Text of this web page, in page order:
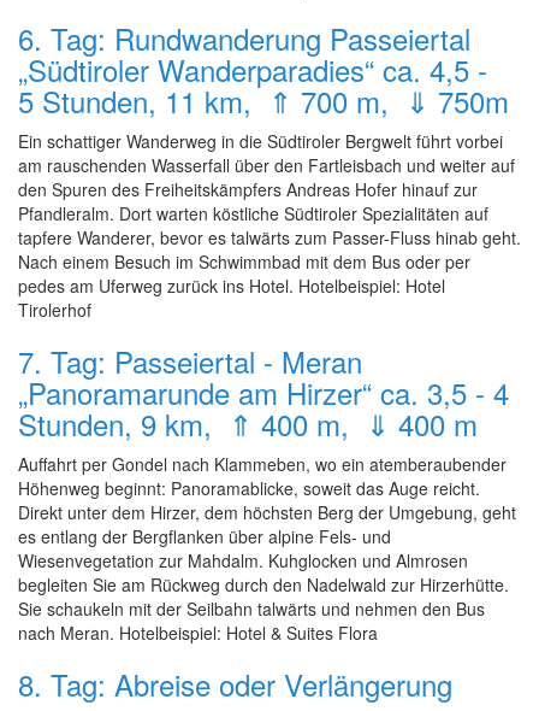
6. Tag: Rundwanderung Passeiertal
„Südtiroler Wanderparadies“ ca. 4,5 -
5 Stunden, 11 km, ⇑ 700 m, ⇓ 750m
Ein schattiger Wanderweg in die Südtiroler Bergwelt führt vorbei
am rauschenden Wasserfall über den Fartleisbach und weiter auf
den Spuren des Freiheitskämpfers Andreas Hofer hinauf zur
Pfandleralm. Dort warten köstliche Südtiroler Spezialitäten auf
tapfere Wanderer, bevor es talwärts zum Passer-Fluss hinab geht.
Nach einem Besuch im Schwimmbad mit dem Bus oder per
pedes am Uferweg zurück ins Hotel. Hotelbeispiel: Hotel
Tirolerhof
7. Tag: Passeiertal - Meran
„Panoramarunde am Hirzer“ ca. 3,5 - 4
Stunden, 9 km, ⇑ 400 m, ⇓ 400 m
Auffahrt per Gondel nach Klammeben, wo ein atemberaubender
Höhenweg beginnt: Panoramablicke, soweit das Auge reicht.
Direkt unter dem Hirzer, dem höchsten Berg der Umgebung, geht
es entlang der Bergflanken über alpine Fels- und
Wiesenvegetation zur Mahdalm. Kuhglocken und Almrosen
begleiten Sie am Rückweg durch den Nadelwald zur Hirzerhütte.
Sie schaukeln mit der Seilbahn talwärts und nehmen den Bus
nach Meran. Hotelbeispiel: Hotel & Suites Flora
8. Tag: Abreise oder Verlängerung